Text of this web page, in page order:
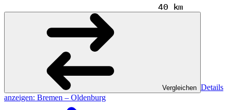
40 km
Vergleichen Details
anzeigen: Bremen – Oldenburg